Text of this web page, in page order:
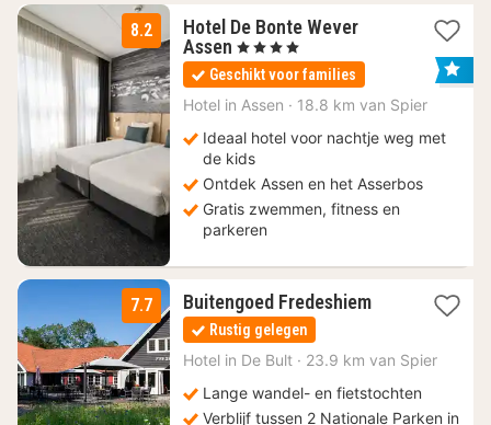
8.2
Hotel De Bonte Wever
Assen 3
nachten
vanaf
89
, 4 Sterren
Geschikt voor families
Hotel in Assen · 18.8 km van Spier
Ideaal hotel voor nachtje weg met
de kids
Ontdek Assen en het Asserbos
Gratis zwemmen, fitness en
parkeren
7.7 Buitengoed Fredeshiem1
111,70
Rustig gelegen
Hotel in De Bult · 23.9 km van Spier
Lange wandel- en fietstochten
Verblijf tussen 2 Nationale Parken in